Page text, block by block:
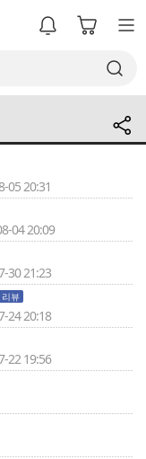
05 20:31
04 20:09
30 21:23
리뷰
24 20:18
22 19:56